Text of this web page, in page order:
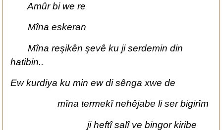
Amûr bi we re
Mîna eskeran
Mîna reşikên şevê ku ji serdemin din
hatibin..
Ew kurdiya ku min ew di sênga xwe de
mîna termekî nehêjabe li ser bigirîm
ji heftî salî ve bingor kiribe